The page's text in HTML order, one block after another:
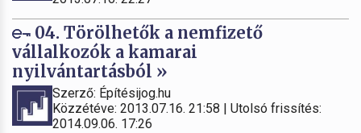
04. Törölhetők a nemfizető
vállalkozók a kamarai
nyilvántartásból »
Szerző: Építésijog.hu
Közzétéve: 2013.07.16. 21:58 | Utolsó frissítés:
2014.09.06. 17:26